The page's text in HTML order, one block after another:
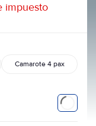
impuesto
Camarote 4 pax